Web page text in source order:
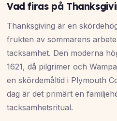
Vad firas på
Thanksgiving är en
frukten av sommarens
tacksamhet. Den moderna
1621, då pilgrimer och
en skördemåltid i Plymouth
dag är det primärt en
tacksamhetsritual.